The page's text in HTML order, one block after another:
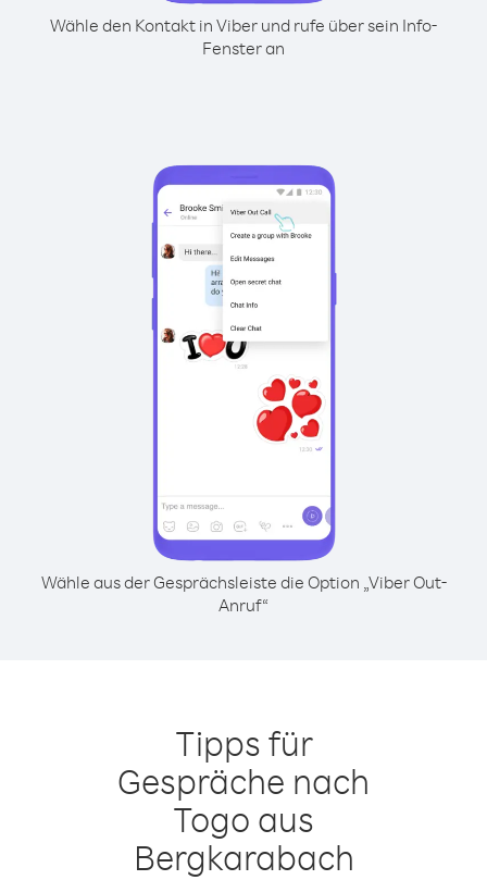
Wähle den Kontakt in Viber und rufe über sein Info-
Fenster an
Wähle aus der Gesprächsleiste die Option „Viber Out-
Anruf“
Tipps für
Gespräche nach
Togo aus
Bergkarabach